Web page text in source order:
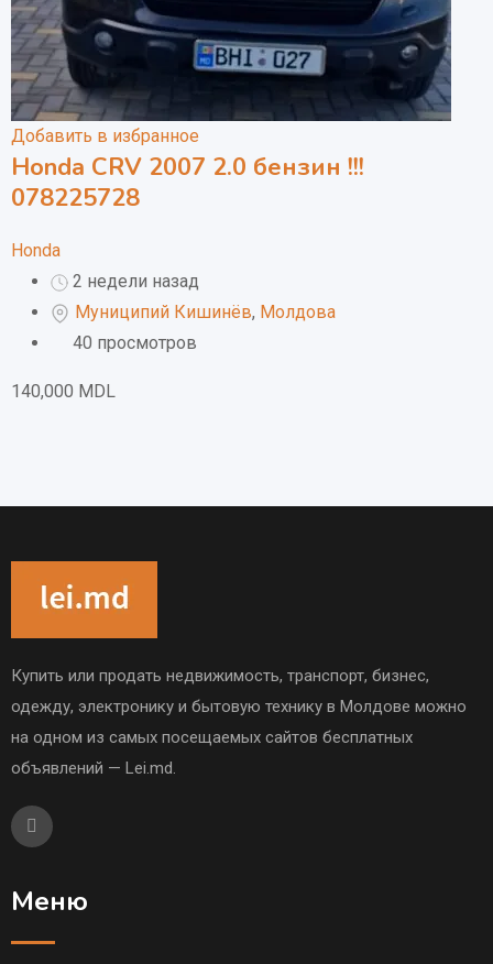
Добавить в избранное
Honda CRV 2007 2.0 бензин !!!
078225728
Honda
2 недели назад
Муниципий Кишинёв, Молдова
40 просмотров
140,000 MDL
Купить или продать недвижимость, транспорт, бизнес,
одежду, электронику и бытовую технику в Молдове можно
на одном из самых посещаемых сайтов бесплатных
объявлений — Lei.md.
Меню